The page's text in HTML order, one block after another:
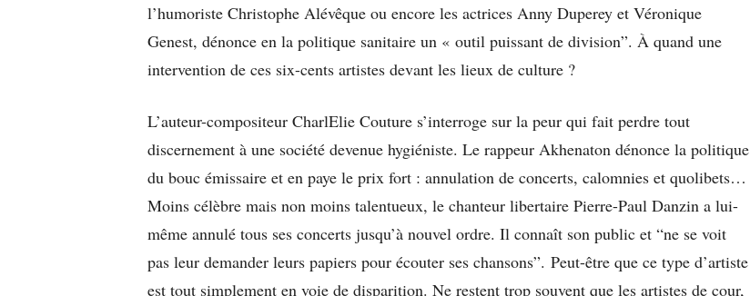
l’humoriste Christophe Alévêque ou encore les actrices Anny Duperey et Véronique
Genest, dénonce en la politique sanitaire un « outil puissant de division”. À quand une
intervention de ces six-cents artistes devant les lieux de culture ?
L’auteur-compositeur CharlElie Couture s’interroge sur la peur qui fait perdre tout
discernement à une société devenue hygiéniste. Le rappeur Akhenaton dénonce la politique
du bouc émissaire et en paye le prix fort : annulation de concerts, calomnies et quolibets…
Moins célèbre mais non moins talentueux, le chanteur libertaire Pierre-Paul Danzin a lui-
même annulé tous ses concerts jusqu’à nouvel ordre. Il connaît son public et “ne se voit
pas leur demander leurs papiers pour écouter ses chansons”. Peut-être que ce type d’artiste
est tout simplement en voie de disparition. Ne restent trop souvent que les artistes de cour,